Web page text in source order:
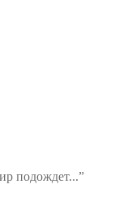
подождет...”